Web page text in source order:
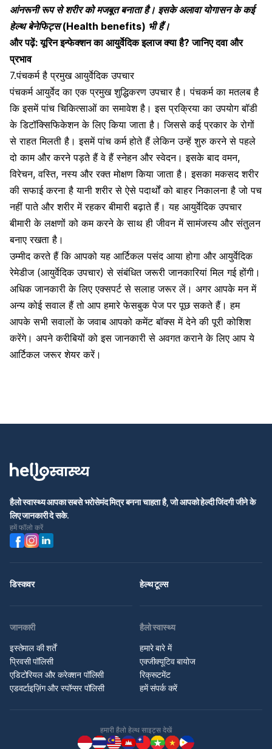
आंनरूनी रूप से शरीर को मजबूत बनाता है। इसके अलावायोगासन के कई
हेल्थ बेनेफिट्स (Health benefits) भी हैं।
और पढ़ें:यूरिन इन्फेक्शन का आयुर्वेदिक इलाज क्या है? जानिए दवा और
प्रभाव
7.पंचकर्म है प्रमुख आयुर्वेदिक उपचार
पंचकर्म आयुर्वेद का एक प्रमुख शुद्धिकरण उपचार है। पंचकर्म का मतलब है
कि इसमें पांच चिकित्साओं का समावेश है। इस प्रक्रिया का उपयोग बॉडी
के डिटॉक्सिफिकेशन के लिए किया जाता है। जिससे कई प्रकार के रोगों
से राहत मिलती है। इसमें पांच कर्म होते हैं लेकिन उन्हें शुरु करने से पहले
दो काम और करने पड़ते हैं वे हैं स्नेहन और स्वेदन। इसके बाद वमन,
विरेचन, वस्ति, नस्य और रक्त मोक्षण किया जाता है। इसका मकसद शरीर
की सफाई करना है यानी शरीर से ऐसे पदार्थों को बाहर निकालना है जो पच
नहीं पाते और शरीर में रहकर बीमारी बढ़ाते हैं। यह आयुर्वेदिक उपचार
बीमारी के लक्षणों को कम करने के साथ ही जीवन में सामंजस्य और संतुलन
बनाए रखता है।
उम्मीद करते हैं कि आपको यह आर्टिकल पसंद आया होगा और आयुर्वेदिक
रेमेडीज (आयुर्वेदिक उपचार) से संबंधित जरूरी जानकारियां मिल गई होंगी।
अधिक जानकारी के लिए एक्सपर्ट से सलाह जरूर लें। अगर आपके मन में
अन्य कोई सवाल हैं तो आप हमारे फेसबुक पेज पर पूछ सकते हैं। हम
आपके सभी सवालों के जवाब आपको कमेंट बॉक्स में देने की पूरी कोशिश
करेंगे। अपने करीबियों को इस जानकारी से अवगत कराने के लिए आप ये
आर्टिकल जरूर शेयर करें।
हैलो स्वास्थ्य आपका सबसे भरोसेमंद मित्र बनना चाहता है, जो आपको हेल्दी जिंदगी जीने के
लिए जानकारी दे सके.
हमें फॉलो करें
डिस्कवर हेल्थ टूल्स
जानकारी
इस्तेमाल की शर्तें
प्रिवसी पॉलिसी
एडिटोरियल और करेक्शन पॉलिसी
एडवर्टाइज़िंग और स्पॉन्सर पॉलिसी
हैलो स्वास्थ्य
हमारे बारे में
एक्जीक्यूटिव बायोज
रिक्रूटमेंट
हमें संपर्क करें
हमारी हैलो हेल्थ साइट्स देखें